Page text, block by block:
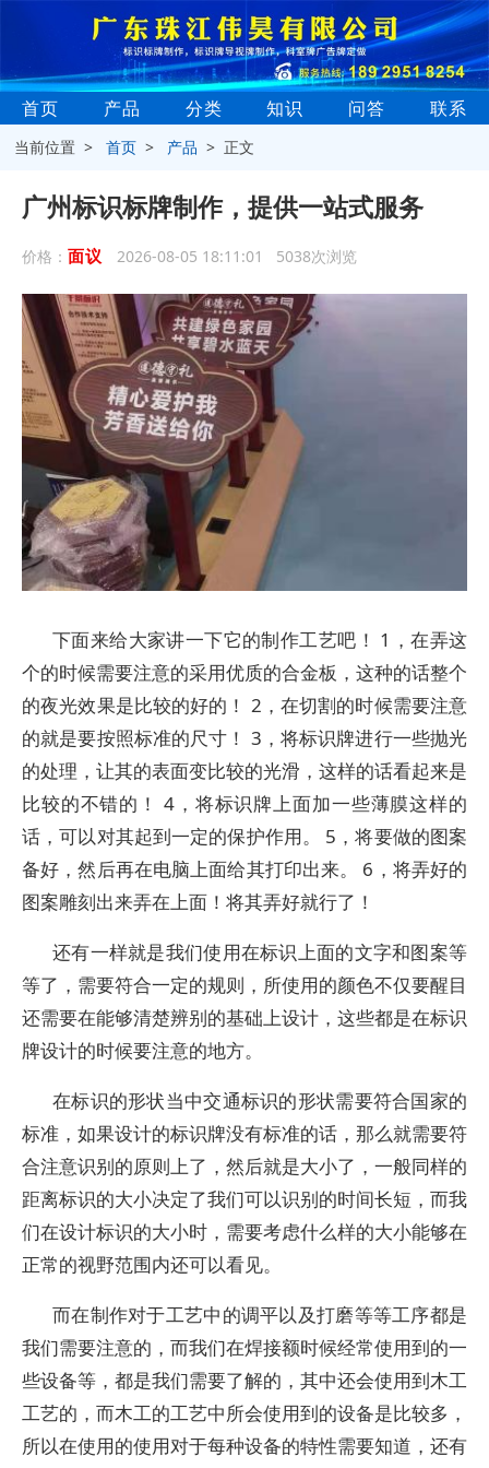
首页 产品 分类 知识 问答 联系
当前位置 >首页 > 产品 > 正文
广州标识标牌制作，提供一站式服务
价格： 面议 2026-08-05 18:11:01 5038次浏览
下面来给大家讲一下它的制作工艺吧！ 1，在弄这
个的时候需要注意的采用优质的合金板，这种的话整个
的夜光效果是比较的好的！ 2，在切割的时候需要注意
的就是要按照标准的尺寸！ 3，将标识牌进行一些抛光
的处理，让其的表面变比较的光滑，这样的话看起来是
比较的不错的！ 4，将标识牌上面加一些薄膜这样的
话，可以对其起到一定的保护作用。 5，将要做的图案
备好，然后再在电脑上面给其打印出来。 6，将弄好的
图案雕刻出来弄在上面！将其弄好就行了！
还有一样就是我们使用在标识上面的文字和图案等
等了，需要符合一定的规则，所使用的颜色不仅要醒目
还需要在能够清楚辨别的基础上设计，这些都是在标识
牌设计的时候要注意的地方。
在标识的形状当中交通标识的形状需要符合国家的
标准，如果设计的标识牌没有标准的话，那么就需要符
合注意识别的原则上了，然后就是大小了，一般同样的
距离标识的大小决定了我们可以识别的时间长短，而我
们在设计标识的大小时，需要考虑什么样的大小能够在
正常的视野范围内还可以看见。
而在制作对于工艺中的调平以及打磨等等工序都是
我们需要注意的，而我们在焊接额时候经常使用到的一
些设备等，都是我们需要了解的，其中还会使用到木工
工艺的，而木工的工艺中所会使用到的设备是比较多，
所以在使用的使用对于每种设备的特性需要知道，还有